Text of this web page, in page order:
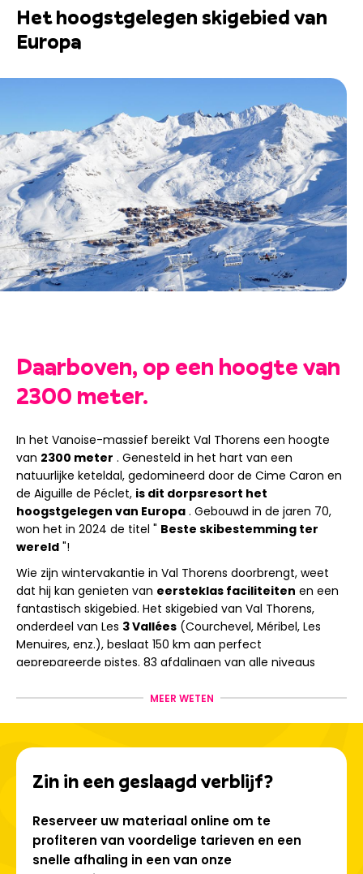
Het hoogstgelegen skigebied van
Europa
Daarboven, op een hoogte van
2300 meter.
In het Vanoise-massief bereikt Val Thorens een hoogte
van 2300 meter . Genesteld in het hart van een
natuurlijke keteldal, gedomineerd door de Cime Caron en
de Aiguille de Péclet, is dit dorpsresort het
hoogstgelegen van Europa . Gebouwd in de jaren 70,
won het in 2024 de titel " Beste skibestemming ter
wereld "!
Wie zijn wintervakantie in Val Thorens doorbrengt, weet
dat hij kan genieten van eersteklas faciliteiten en een
fantastisch skigebied. Het skigebied van Val Thorens,
onderdeel van Les 3 Vallées (Courchevel, Méribel, Les
Menuires, enz.), beslaat 150 km aan perfect
geprepareerde pistes. 83 afdalingen van alle niveaus
in een prachtige omgeving.
Val Thorens: skiën en nog veel
meer
Tot de voordelen van het resort behoren onder meer:
De hoogste zipline ter wereld, bereikbaar per ski;
De langste rodelbaan van Frankrijk;
MEER WETEN
Zin in een geslaagd verblijf?
Reserveer uw materiaal online om te
profiteren van voordelige tarieven en een
snelle afhaling in een van onze